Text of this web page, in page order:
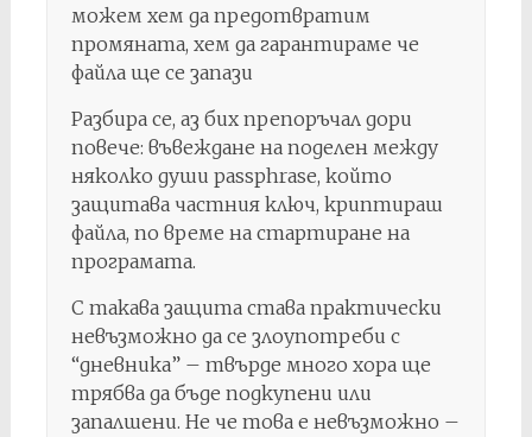
можем хем да предотвратим
промяната, хем да гарантираме че
файла ще се запази
Разбира се, аз бих препоръчал дори
повече: въвеждане на поделен между
няколко души passphrase, който
защитава частния ключ, криптираш
файла, по време на стартиране на
програмата.
С такава защита става практически
невъзможно да се злоупотреби с
“дневника” – твърде много хора ще
трябва да бъде подкупени или
запалшени. Не че това е невъзможно –